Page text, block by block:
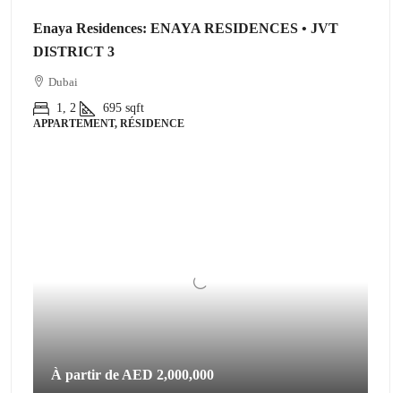
Enaya Residences: ENAYA RESIDENCES • JVT
DISTRICT 3
Dubai
1, 2
695 sqft
APPARTEMENT, RÉSIDENCE
À partir de AED 2,000,000